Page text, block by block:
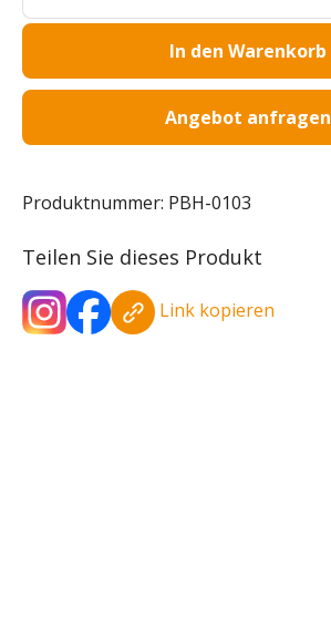
In den Warenkorb
Angebot anfragen
Produktnummer: PBH-0103
Teilen Sie dieses Produkt
Link kopieren